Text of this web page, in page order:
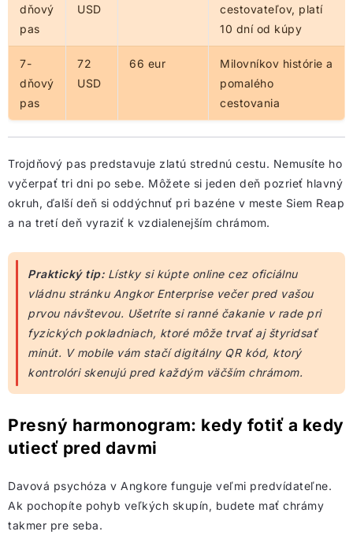
dňový
pas
USD
cestovateľov, platí
10 dní od kúpy
7-
dňový
pas
72
USD
66 eur
Milovníkov histórie a
pomalého
cestovania
Trojdňový pas predstavuje zlatú strednú cestu. Nemusíte ho
vyčerpať tri dni po sebe. Môžete si jeden deň pozrieť hlavný
okruh, ďalší deň si oddýchnuť pri bazéne v meste Siem Reap
a na tretí deň vyraziť k vzdialenejším chrámom.
Praktický tip:Lístky si kúpte online cez oficiálnu
vládnu stránku Angkor Enterprise večer pred vašou
prvou návštevou. Ušetríte si ranné čakanie v rade pri
fyzických pokladniach, ktoré môže trvať aj štyridsať
minút. V mobile vám stačí digitálny QR kód, ktorý
kontrolóri skenujú pred každým väčším chrámom.
Presný harmonogram: kedy fotiť a kedy
utiecť pred davmi
Davová psychóza v Angkore funguje veľmi predvídateľne.
Ak pochopíte pohyb veľkých skupín, budete mať chrámy
takmer pre seba.